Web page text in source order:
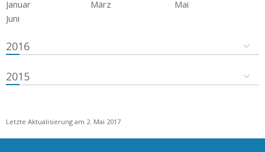
Januar März
Mai
Juni
2016
2015
Letzte Aktualisierung am 2. Mai 2017